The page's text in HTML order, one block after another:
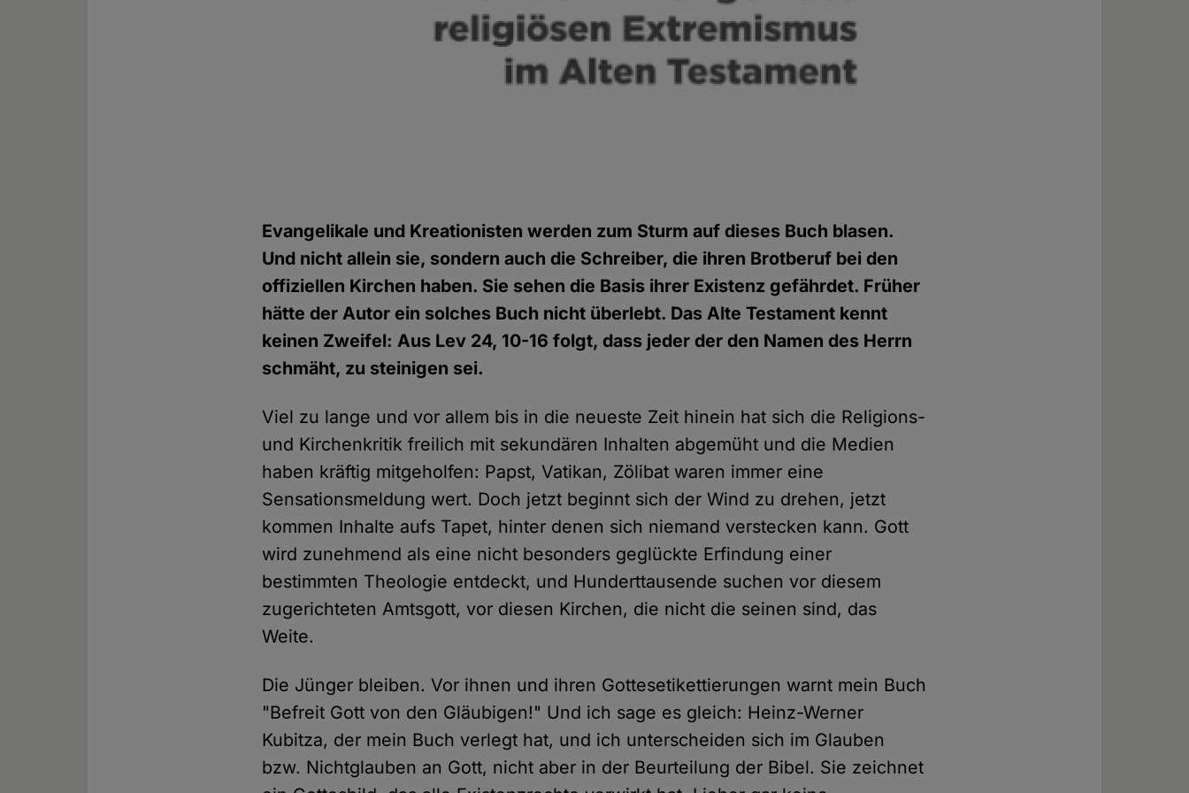
Evangelikale und Kreationisten werden zum Sturm auf dieses Buch blasen.
Und nicht allein sie, sondern auch die Schreiber, die ihren Brotberuf bei den
offiziellen Kirchen haben. Sie sehen die Basis ihrer Existenz gefährdet. Früher
hätte der Autor ein solches Buch nicht überlebt. Das Alte Testament kennt
keinen Zweifel: Aus Lev 24, 10-16 folgt, dass jeder der den Namen des Herrn
schmäht, zu steinigen sei.
Viel zu lange und vor allem bis in die neueste Zeit hinein hat sich die Religions-
und Kirchenkritik freilich mit sekundären Inhalten abgemüht und die Medien
haben kräftig mitgeholfen: Papst, Vatikan, Zölibat waren immer eine
Sensationsmeldung wert. Doch jetzt beginnt sich der Wind zu drehen, jetzt
kommen Inhalte aufs Tapet, hinter denen sich niemand verstecken kann. Gott
wird zunehmend als eine nicht besonders geglückte Erfindung einer
bestimmten Theologie entdeckt, und Hunderttausende suchen vor diesem
zugerichteten Amtsgott, vor diesen Kirchen, die nicht die seinen sind, das
Weite.
Die Jünger bleiben. Vor ihnen und ihren Gottesetikettierungen warnt mein Buch
"Befreit Gott von den Gläubigen!" Und ich sage es gleich: Heinz-Werner
Kubitza, der mein Buch verlegt hat, und ich unterscheiden sich im Glauben
bzw. Nichtglauben an Gott, nicht aber in der Beurteilung der Bibel. Sie zeichnet